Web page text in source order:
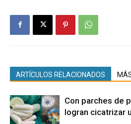
ARTÍCULOS RELACIONADOS
Con parches de
logran cicatrizar